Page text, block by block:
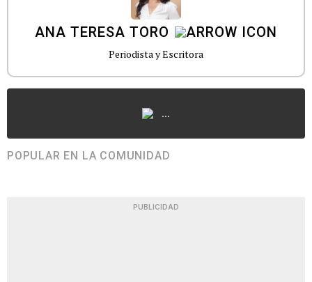
ANA TERESA TORO
Periodista y Escritora
...
POPULAR EN LA COMUNIDAD
PUBLICIDAD